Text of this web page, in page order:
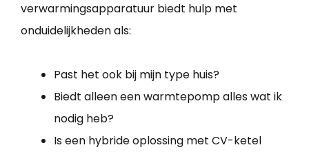
verwarmingsapparatuur biedt hulp met
onduidelijkheden als:
Past het ook bij mijn type huis?
Biedt alleen een warmtepomp alles wat ik
nodig heb?
Is een hybride oplossing met CV-ketel